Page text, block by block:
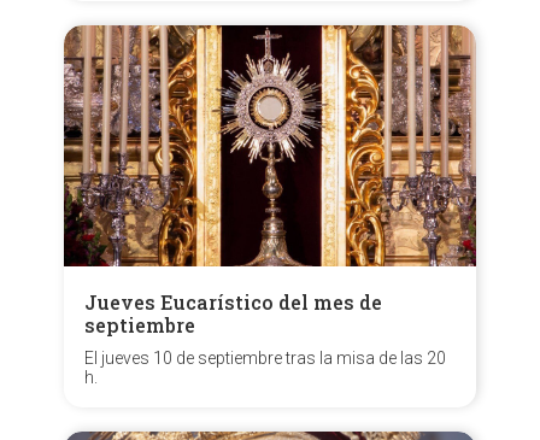
Jueves Eucarístico del mes de
septiembre
El jueves 10 de septiembre tras la misa de las 20
h.